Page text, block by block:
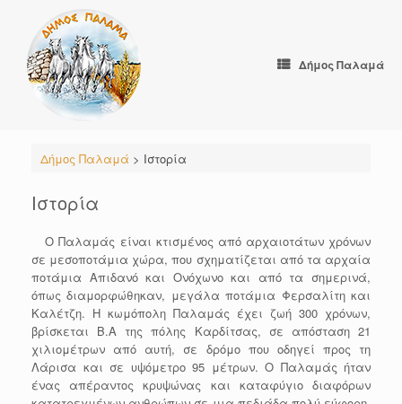
content
Δήμος Παλαμά
Δήμος Παλαμά > Ιστορία
Ιστορία
Ο Παλαμάς είναι κτισμένος από αρχαιοτάτων χρόνων
σε μεσοποτάμια χώρα, που σχηματίζεται από τα αρχαία
ποτάμια Απιδανό και Ονόχωνο και από τα σημερινά,
όπως διαμορφώθηκαν, μεγάλα ποτάμια Φερσαλίτη και
Καλέτζη. Η κωμόπολη Παλαμάς έχει ζωή 300 χρόνων,
βρίσκεται Β.Α της πόλης Καρδίτσας, σε απόσταση 21
χιλιομέτρων από αυτή, σε δρόμο που οδηγεί προς τη
Λάρισα και σε υψόμετρο 95 μέτρων. Ο Παλαμάς ήταν
ένας απέραντος κρυψώνας και καταφύγιο διαφόρων